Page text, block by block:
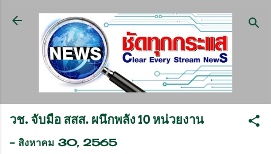
ข้ามไปที่เนื้อหาหลัก
วช. จับมือ สสส. ผนึกพลัง 10 หน่วยงาน
- สิงหาคม 30, 2565